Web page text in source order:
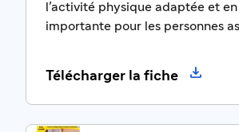
l’activité physique adaptée et
importante pour les personnes
Télécharger la fiche 